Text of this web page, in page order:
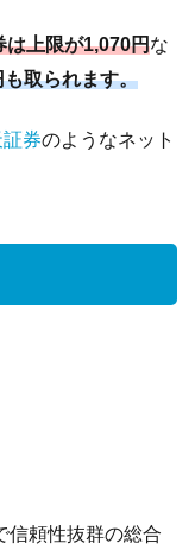
は上限が1,070円な
取られます。
券のようなネット
信頼性抜群の総合